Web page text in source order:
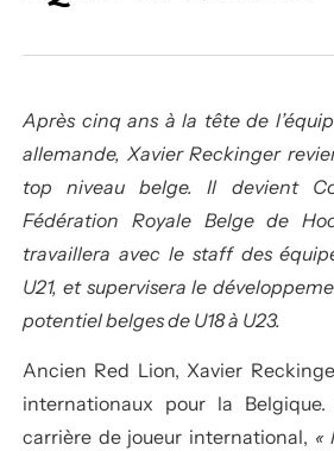
Après cinq ans à la tête de
allemande, Xavier Reckinger
top niveau belge. Il devient
Fédération Royale Belge de
travaillera avec le staff des
U21, et supervisera le
potentiel belges de U18 à U23.
Ancien Red Lion, Xavier
internationaux pour la
carrière de joueur international, «